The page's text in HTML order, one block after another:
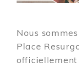
Nous
Place